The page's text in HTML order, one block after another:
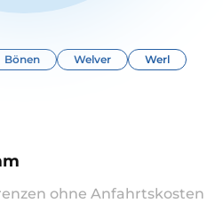
Bönen Welver
Werl
ohne Anfahrtskosten